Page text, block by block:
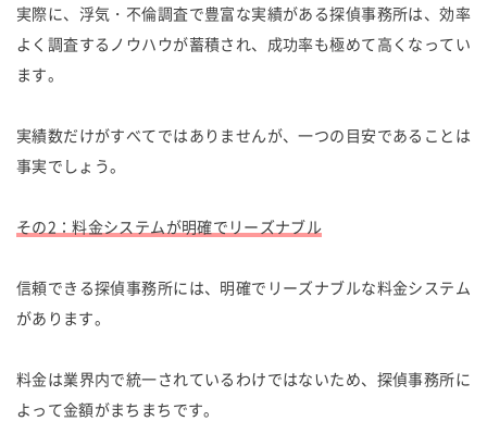
実際に、浮気・不倫調査で豊富な実績がある探偵事務所は、効率
よく調査するノウハウが蓄積され、成功率も極めて高くなってい
ます。
実績数だけがすべてではありませんが、一つの目安であることは
事実でしょう。
その2：料金システムが明確でリーズナブル
信頼できる探偵事務所には、明確でリーズナブルな料金システム
があります。
料金は業界内で統一されているわけではないため、探偵事務所に
よって金額がまちまちです。